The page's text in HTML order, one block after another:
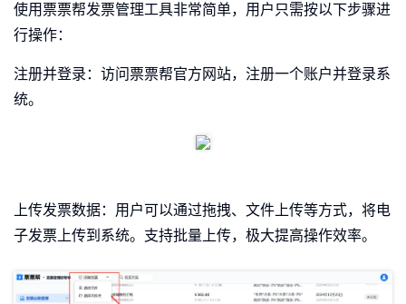
使用票票帮发票管理工具非常简单，用户只需按以下步骤进
行操作：
注册并登录：访问票票帮官方网站，注册一个账户并登录系
统。
上传发票数据：用户可以通过拖拽、文件上传等方式，将电
子发票上传到系统。支持批量上传，极大提高操作效率。